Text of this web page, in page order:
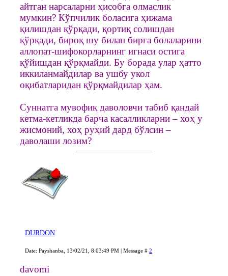
айтган нарсаларни ҳисобга олмаслик
мумкин? Кўпчилик боласига ҳижама
қилишдан қўрқади, қортиқ солишдан
қўрқади, бироқ шу билан бирга болаларини
аллопат-шифокорларнинг игнаси остига
қўйишдан қўрқмайди. Бу борада улар ҳатто
иккиланмайдилар ва ушбу укол
оқибатларидан қўрқмайдилар ҳам.
Суннатга мувофиқ даволовчи табиб қандай
кетма-кетликда барча касалликларни – хоҳ у
жисмоний, хоҳ руҳий дард бўлсин –
даволаши лозим?
DURDON
Date: Payshanba, 13/02/21, 8:03:49 PM | Message # 2
davomi